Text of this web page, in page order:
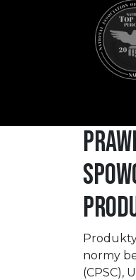
normy
(CPSC),